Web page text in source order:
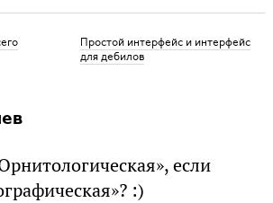
Простой интерфейс и интерфейс
для дебилов
если
:)